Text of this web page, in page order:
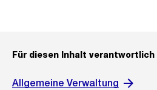
Für diesen Inhalt verantwortlich
Allgemeine Verwaltung